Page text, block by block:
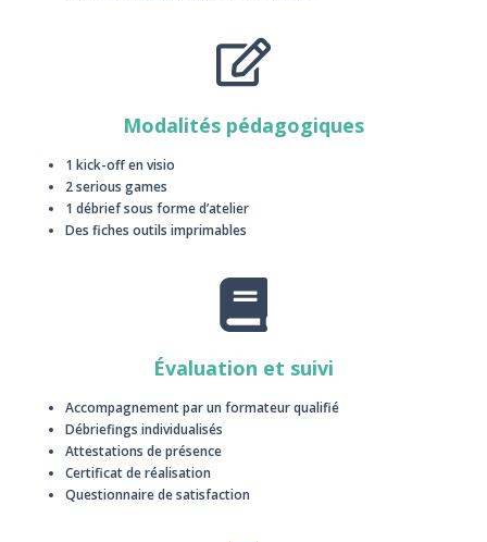
Modalités pédagogiques
1 kick-off en visio
2 serious games
1 débrief sous forme d’atelier
Des fiches outils imprimables
Évaluation et suivi
Accompagnement par un formateur qualifié
Débriefings individualisés
Attestations de présence
Certificat de réalisation
Questionnaire de satisfaction